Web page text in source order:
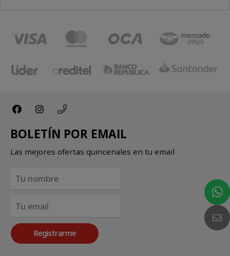
BOLETÍN POR EMAIL
Las mejores ofertas quincenales en tu email
Registrarme